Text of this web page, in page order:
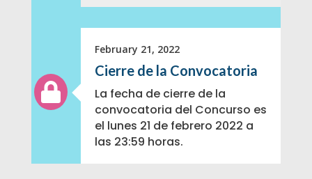

February 21, 2022
Cierre de la Convocatoria
La fecha de cierre de la
convocatoria del Concurso es
el lunes 21 de febrero 2022 a
las 23:59 horas.